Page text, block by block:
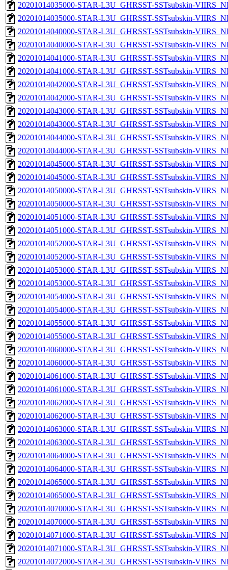
20201014035000-STAR-L3U_GHRSST-SSTsubskin-
20201014035000-STAR-L3U_GHRSST-SSTsubskin-
20201014040000-STAR-L3U_GHRSST-SSTsubskin-
20201014040000-STAR-L3U_GHRSST-SSTsubskin-
20201014041000-STAR-L3U_GHRSST-SSTsubskin-
20201014041000-STAR-L3U_GHRSST-SSTsubskin-
20201014042000-STAR-L3U_GHRSST-SSTsubskin-
20201014042000-STAR-L3U_GHRSST-SSTsubskin-
20201014043000-STAR-L3U_GHRSST-SSTsubskin-
20201014043000-STAR-L3U_GHRSST-SSTsubskin-
20201014044000-STAR-L3U_GHRSST-SSTsubskin-
20201014044000-STAR-L3U_GHRSST-SSTsubskin-
20201014045000-STAR-L3U_GHRSST-SSTsubskin-
20201014045000-STAR-L3U_GHRSST-SSTsubskin-
20201014050000-STAR-L3U_GHRSST-SSTsubskin-
20201014050000-STAR-L3U_GHRSST-SSTsubskin-
20201014051000-STAR-L3U_GHRSST-SSTsubskin-
20201014051000-STAR-L3U_GHRSST-SSTsubskin-
20201014052000-STAR-L3U_GHRSST-SSTsubskin-
20201014052000-STAR-L3U_GHRSST-SSTsubskin-
20201014053000-STAR-L3U_GHRSST-SSTsubskin-
20201014053000-STAR-L3U_GHRSST-SSTsubskin-
20201014054000-STAR-L3U_GHRSST-SSTsubskin-
20201014054000-STAR-L3U_GHRSST-SSTsubskin-
20201014055000-STAR-L3U_GHRSST-SSTsubskin-
20201014055000-STAR-L3U_GHRSST-SSTsubskin-
20201014060000-STAR-L3U_GHRSST-SSTsubskin-
20201014060000-STAR-L3U_GHRSST-SSTsubskin-
20201014061000-STAR-L3U_GHRSST-SSTsubskin-
20201014061000-STAR-L3U_GHRSST-SSTsubskin-
20201014062000-STAR-L3U_GHRSST-SSTsubskin-
20201014062000-STAR-L3U_GHRSST-SSTsubskin-
20201014063000-STAR-L3U_GHRSST-SSTsubskin-
20201014063000-STAR-L3U_GHRSST-SSTsubskin-
20201014064000-STAR-L3U_GHRSST-SSTsubskin-
20201014064000-STAR-L3U_GHRSST-SSTsubskin-
20201014065000-STAR-L3U_GHRSST-SSTsubskin-
20201014065000-STAR-L3U_GHRSST-SSTsubskin-
20201014070000-STAR-L3U_GHRSST-SSTsubskin-
20201014070000-STAR-L3U_GHRSST-SSTsubskin-
20201014071000-STAR-L3U_GHRSST-SSTsubskin-
20201014071000-STAR-L3U_GHRSST-SSTsubskin-
20201014072000-STAR-L3U_GHRSST-SSTsubskin-